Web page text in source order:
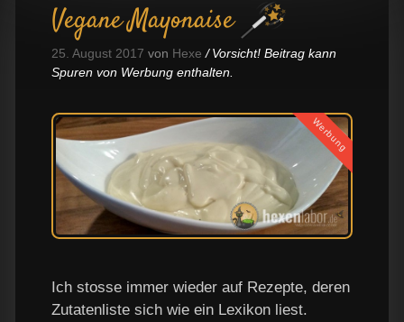
Vegane Mayonaise
25. August 2017 von Hexe
Vorsicht! Beitrag kann
Spuren von Werbung enthalten.
Werbung
Ich stosse immer wieder auf Rezepte, deren
Zutatenliste sich wie ein Lexikon liest.